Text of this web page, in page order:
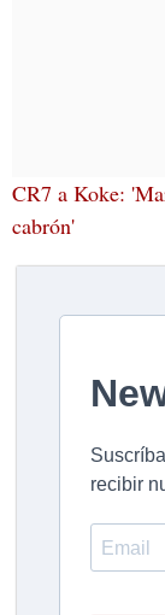
CR7 a Koke:
cabrón'